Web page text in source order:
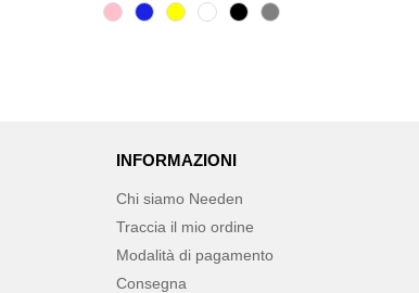
INFORMAZIONI
Chi siamo Needen
Traccia il mio ordine
Modalità di pagamento
Consegna